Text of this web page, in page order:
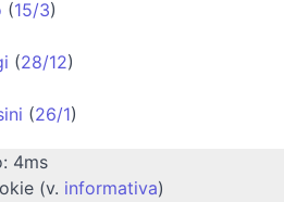
(15/3)
(28/12)
(26/1)
4ms
(v. informativa)